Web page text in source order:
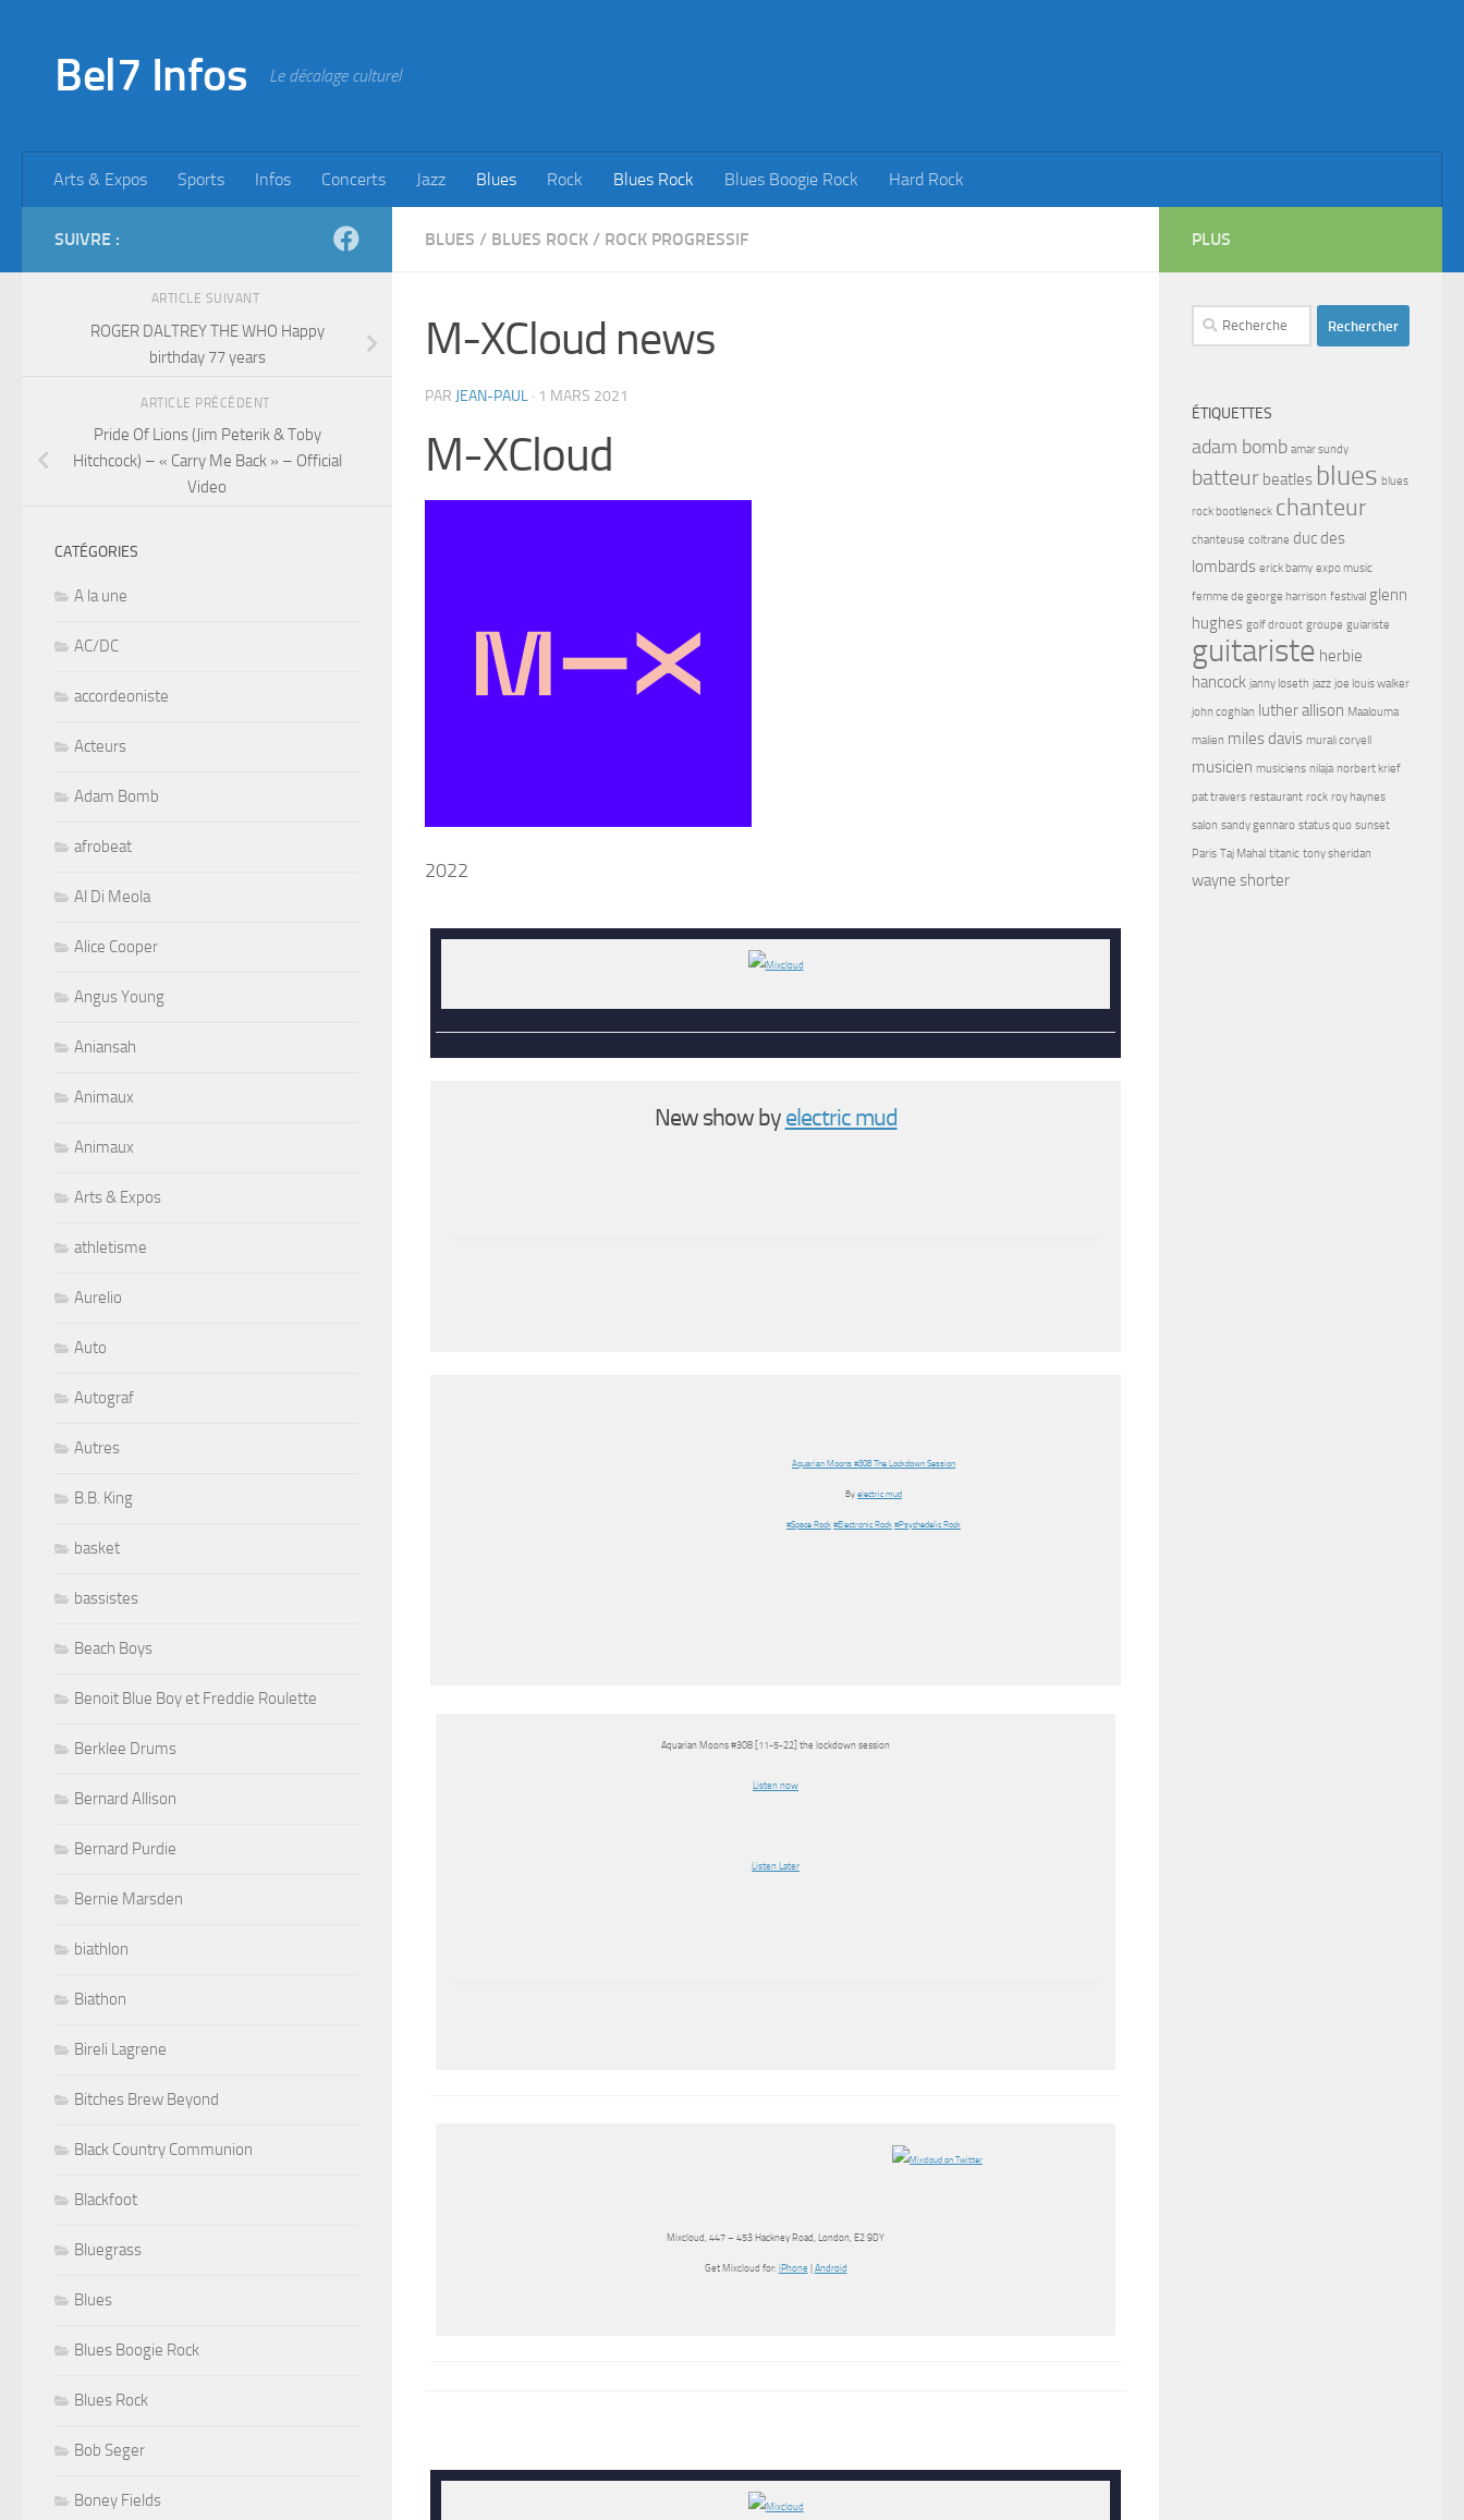
Bel7 Infos Le décalage culturel
Arts & Expos Sports Infos Concerts Jazz Blues Rock Blues Rock Blues Boogie Rock Hard Rock
BLUES / BLUES ROCK / ROCK PROGRESSIF
M-XCloud news
PAR JEAN-PAUL · 1 MARS 2021
M-XCloud
2022
New show byelectric mud
Aquarian Moons #308 The Lockdown Session
By electric mud
#Space Rock #Electronic Rock #Psychedelic Rock
Aquarian Moons #308 [11-5-22] the lockdown session
Listen now
Listen Later
Mixcloud​, 447 – 453 Hackney Road, London, E2 9DY
Get Mixcloud for:iPhone |Android
SUIVRE :
ARTICLE SUIVANT
ROGER DALTREY THE WHO Happy
birthday 77 years
ARTICLE PRÉCÉDENT
Pride Of Lions (Jim Peterik & Toby
Hitchcock) – « Carry Me Back » – Official
Video
CATÉGORIES
A la une
AC/DC
accordeoniste
Acteurs
Adam Bomb
afrobeat
Al Di Meola
Alice Cooper
Angus Young
Aniansah
Animaux
Animaux
Arts & Expos
athletisme
Aurelio
Auto
Autograf
Autres
B.B. King
basket
bassistes
Beach Boys
Benoit Blue Boy et Freddie Roulette
Berklee Drums
Bernard Allison
Bernard Purdie
Bernie Marsden
biathlon
Biathon
Bireli Lagrene
Bitches Brew Beyond
Black Country Communion
Blackfoot
Bluegrass
Blues
Blues Boogie Rock
Blues Rock
Bob Seger
Boney Fields
PLUS
Rechercher :
ÉTIQUETTES
adam bomb amar sundy
batteur beatles blues blues
rock bootleneck chanteur
chanteuse coltrane duc des
lombards erick bamy expo music
femme de george harrison festival glenn
hughes golf drouot groupe guiariste
guitariste herbie
hancock janny loseth jazz joe louis walker
john coghlan luther allison Maalouma
malien miles davis murali coryell
musicien musiciens nilaja norbert krief
pat travers restaurant rock roy haynes
salon sandy gennaro status quo sunset
Paris Taj Mahal titanic tony sheridan
wayne shorter